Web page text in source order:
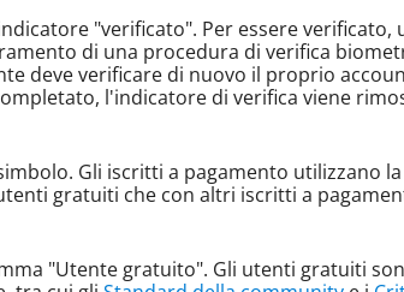
"verificato". Per essere
di una procedura di verifica
deve verificare di nuovo il proprio
l'indicatore di verifica viene
Gli iscritti a pagamento utilizzano
gratuiti che con altri iscritti a
"Utente gratuito". Gli utenti gratuiti